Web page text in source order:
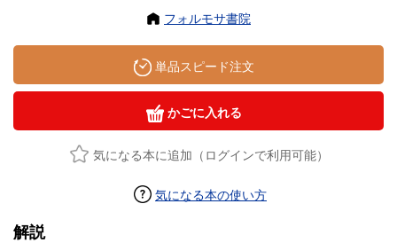
フォルモサ書院
単品スピード注文
かごに入れる
気になる本に追加（ログインで利用可能）
気になる本の使い方
解説